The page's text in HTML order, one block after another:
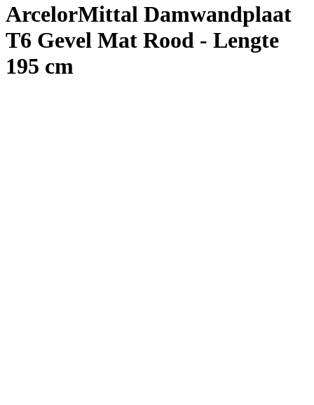
ArcelorMittal Damwandplaat
T6 Gevel Mat Rood - Lengte
195 cm